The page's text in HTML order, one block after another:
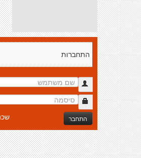
התחברות
התחבר